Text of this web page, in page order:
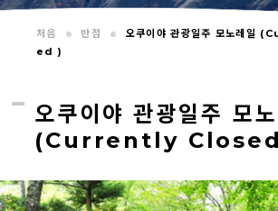
처음 반점
오쿠이야 관광일주 모노레
ed )
오쿠이야 관광일주 모
(Currently